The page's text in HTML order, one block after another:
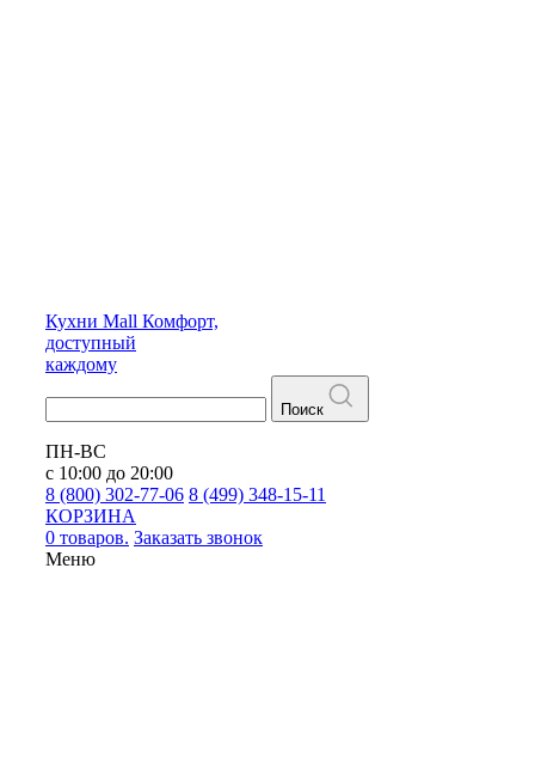
Кухни Mall Комфорт,
доступный
каждому
Поиск
ПН-ВС
с 10:00 до 20:00
8 (800) 302-77-06 8 (499) 348-15-11
КОРЗИНА
0 товаров. Заказать звонок
Меню